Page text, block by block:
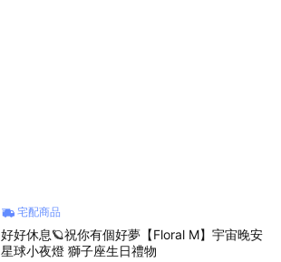
宅配商品
好好休息🪐祝你有個好夢【Floral M】宇宙晚安
星球小夜燈 獅子座生日禮物